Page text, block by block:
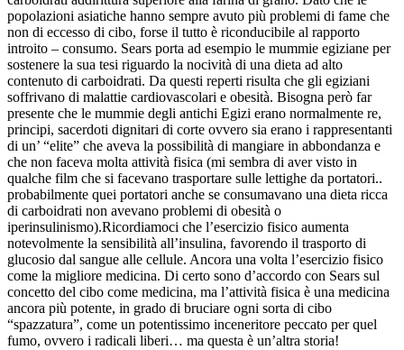
popolazioni asiatiche hanno sempre avuto più problemi di fame che
non di eccesso di cibo, forse il tutto è riconducibile al rapporto
introito – consumo. Sears porta ad esempio le mummie egiziane per
sostenere la sua tesi riguardo la nocività di una dieta ad alto
contenuto di carboidrati. Da questi reperti risulta che gli egiziani
soffrivano di malattie cardiovascolari e obesità. Bisogna però far
presente che le mummie degli antichi Egizi erano normalmente re,
principi, sacerdoti dignitari di corte ovvero sia erano i rappresentanti
di un’ “elite” che aveva la possibilità di mangiare in abbondanza e
che non faceva molta attività fisica (mi sembra di aver visto in
qualche film che si facevano trasportare sulle lettighe da portatori..
probabilmente quei portatori anche se consumavano una dieta ricca
di carboidrati non avevano problemi di obesità o
iperinsulinismo).Ricordiamoci che l’esercizio fisico aumenta
notevolmente la sensibilità all’insulina, favorendo il trasporto di
glucosio dal sangue alle cellule. Ancora una volta l’esercizio fisico
come la migliore medicina. Di certo sono d’accordo con Sears sul
concetto del cibo come medicina, ma l’attività fisica è una medicina
ancora più potente, in grado di bruciare ogni sorta di cibo
“spazzatura”, come un potentissimo inceneritore peccato per quel
fumo, ovvero i radicali liberi… ma questa è un’altra storia!